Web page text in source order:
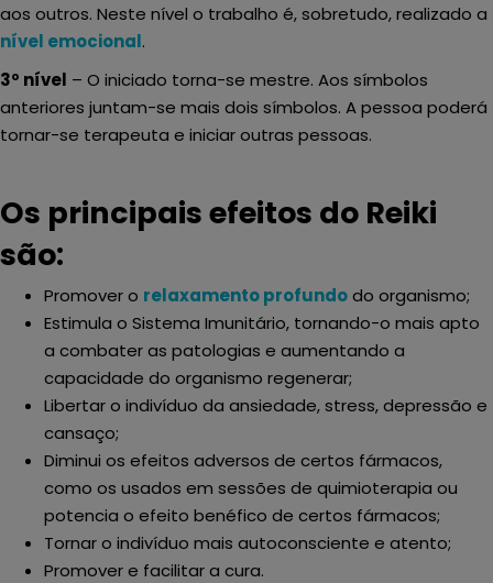
aos outros. Neste nível o trabalho é, sobretudo, realizado a
nível emocional.
3º nível – O iniciado torna-se mestre. Aos símbolos
anteriores juntam-se mais dois símbolos. A pessoa poderá
tornar-se terapeuta e iniciar outras pessoas.
Os principais efeitos do Reiki
são:
Promover o relaxamento profundodo organismo;
Estimula o Sistema Imunitário, tornando-o mais apto
a combater as patologias e aumentando a
capacidade do organismo regenerar;
Libertar o indivíduo da ansiedade, stress, depressão e
cansaço;
Diminui os efeitos adversos de certos fármacos,
como os usados em sessões de quimioterapia ou
potencia o efeito benéfico de certos fármacos;
Tornar o indivíduo mais autoconsciente e atento;
Promover e facilitar a cura.